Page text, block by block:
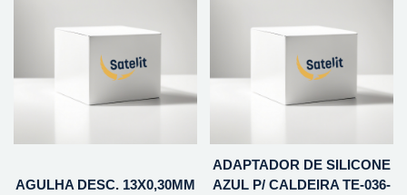
AGULHA DESC. 13X0,30MM
ADAPTADOR DE SILICONE
AZUL P/ CALDEIRA TE-036-